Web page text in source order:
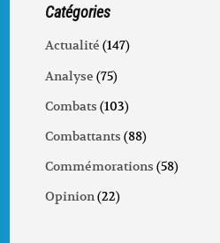
Catégories
Actualité (147)
Analyse (75)
Combats (103)
Combattants (88)
Commémorations (58)
Opinion(22)